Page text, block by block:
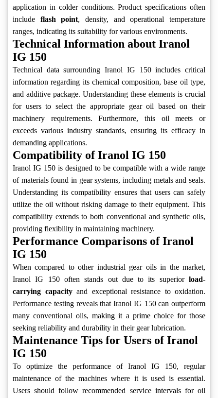
application in colder conditions. Product specifications often
include flash point, density, and operational temperature
ranges, indicating its suitability for various environments.
Technical Information about Iranol
IG 150
Technical data surrounding Iranol IG 150 includes critical
information regarding its chemical composition, base oil type,
and additive package. Understanding these elements is crucial
for users to select the appropriate gear oil based on their
machinery requirements. Furthermore, this oil meets or
exceeds various industry standards, ensuring its efficacy in
demanding applications.
Compatibility of Iranol IG 150
Iranol IG 150 is designed to be compatible with a wide range
of materials found in gear systems, including metals and seals.
Understanding its compatibility ensures that users can safely
utilize the oil without risking damage to their equipment. This
compatibility extends to both conventional and synthetic oils,
providing flexibility in maintaining machinery.
Performance Comparisons of Iranol
IG 150
When compared to other industrial gear oils in the market,
Iranol IG 150 often stands out due to its superior load-
carrying capacityand exceptional resistance to oxidation.
Performance testing reveals that Iranol IG 150 can outperform
many conventional oils, making it a prime choice for those
seeking reliability and durability in their gear lubrication.
Maintenance Tips for Users of Iranol
IG 150
To optimize the performance of Iranol IG 150, regular
maintenance of the machines where it is used is essential.
Users should follow recommended service intervals for oil